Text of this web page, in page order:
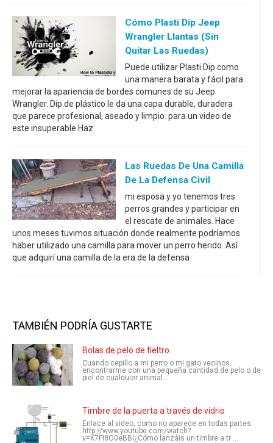
Cómo Plasti Dip Jeep
Wrangler Llantas (sin
Quitar Las Ruedas)
Puede utilizar Plasti Dip como
una manera barata y fácil para
mejorar la apariencia de bordes comunes de su Jeep
Wrangler. Dip de plástico le da una capa durable, duradera
que parece profesional, aseado y limpio. para un video de
este insuperable Haz
Las Ruedas De Una Camilla
De La Defensa Civil
mi esposa y yo tenemos tres
perros grandes y participar en
el rescate de animales. Hace
unos meses tuvimos situación donde realmente podríamos
haber utilizado una camilla para mover un perro herido. Así
que adquirí una camilla de la era de la defensa
TAMBIÉN PODRÍA GUSTARTE
Bolas de pelo de fieltro
Cuando cepillo a mi perro o mi gato vecinos,
encontrarme con una pequeña cantidad de pelo o de
piel de cualquier animal ...
Timbre de la puerta a través de vidrio
Enlace al video, como no aparece en todas partes:
http://www.youtube.com/watch?
v=K7FI8O0eBBI¿Cómo lanzáis un timbre a tr ...